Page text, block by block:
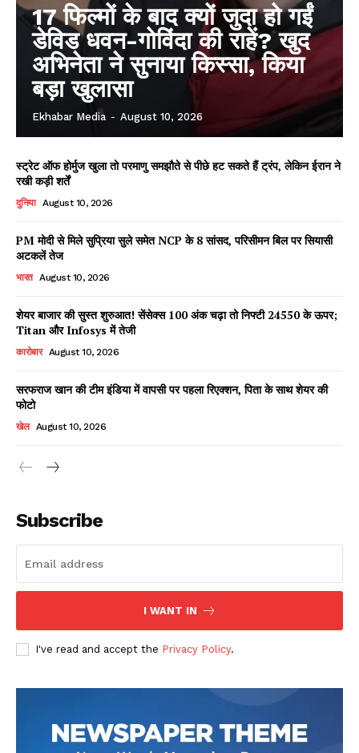
17 फिल्मों के बाद क्यों जुदा हो गईं
डेविड धवन-गोविंदा की राहें? खुद
अभिनेता ने सुनाया किस्सा, किया
बड़ा खुलासा
Ekhabar Media - August 10, 2026
स्ट्रेट ऑफ होर्मुज खुला तो परमाणु समझौते से पीछे हट सकते हैं ट्रंप, लेकिन ईरान ने
रखी कड़ी शर्तें
दुनिया August 10, 2026
PM मोदी से मिले सुप्रिया सुले समेत NCP के 8 सांसद, परिसीमन बिल पर सियासी
अटकलें तेज
भारत August 10, 2026
शेयर बाजार की सुस्त शुरुआत! सेंसेक्स 100 अंक चढ़ा तो निफ्टी 24550 के ऊपर;
Titan और Infosys में तेजी
कारोबार August 10, 2026
सरफराज खान की टीम इंडिया में वापसी पर पहला रिएक्शन, पिता के साथ शेयर की
फोटो
खेल August 10, 2026
Subscribe
I WANT IN
I've read and accept the Privacy Policy.